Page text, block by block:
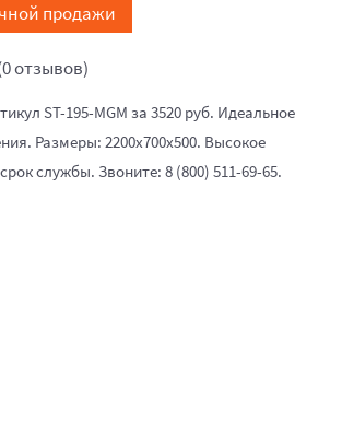
продажи
отзывов)
ST-195-MGM за 3520 руб. Идеальное
Размеры: 2200x700x500. Высокое
службы. Звоните: 8 (800) 511-69-65.